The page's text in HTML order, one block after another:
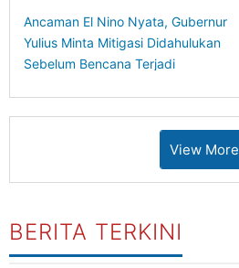
Ancaman El Nino Nyata, Gubernur
Yulius Minta Mitigasi Didahulukan
Sebelum Bencana Terjadi
View More
BERITA TERKINI